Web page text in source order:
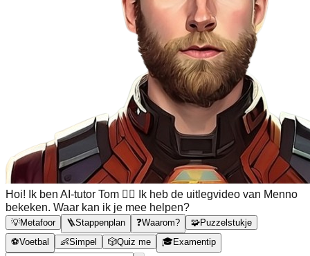
Hoi! Ik ben AI-tutor Tom 🙋‍♂️ Ik heb de uitlegvideo van Menno
bekeken. Waar kan ik je mee helpen?
💡Metafoor 🪜Stappenplan ❓Waarom? 🧩Puzzelstukje
⚽Voetbal 👶Simpel 🎲Quiz me 🎓Examentip